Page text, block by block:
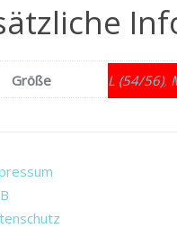
Größe L (54/56),